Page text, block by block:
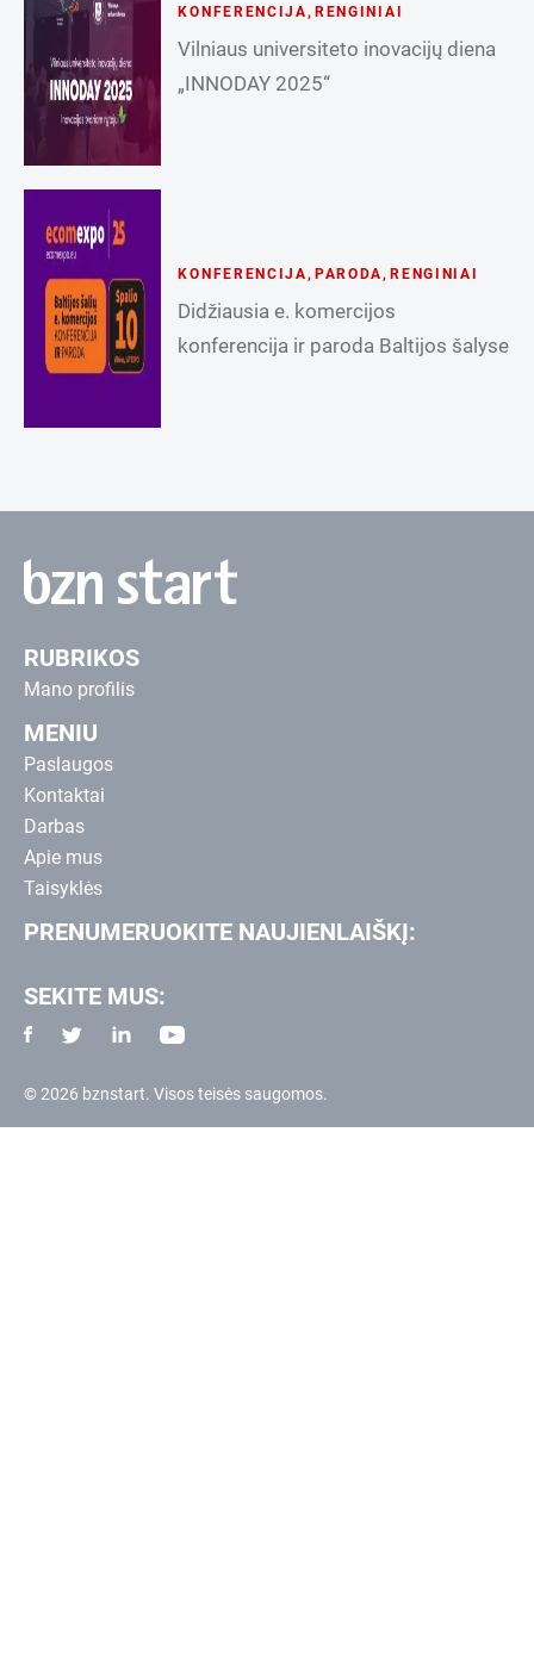
KONFERENCIJA , RENGINIAI
Vilniaus universiteto inovacijų diena
„INNODAY 2025“
KONFERENCIJA , PARODA ,RENGINIAI
Didžiausia e. komercijos
konferencija ir paroda Baltijos šalyse
RUBRIKOS
Mano profilis
MENIU
Paslaugos
Kontaktai
Darbas
Apie mus
Taisyklės
PRENUMERUOKITE NAUJIENLAIŠKĮ:
SEKITE MUS:
© 2026 bznstart. Visos teisės saugomos.